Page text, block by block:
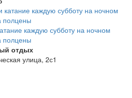
каждую субботу на ночном
полцены
отдых
улица, 2с1